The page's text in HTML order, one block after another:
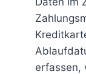
erfassen,